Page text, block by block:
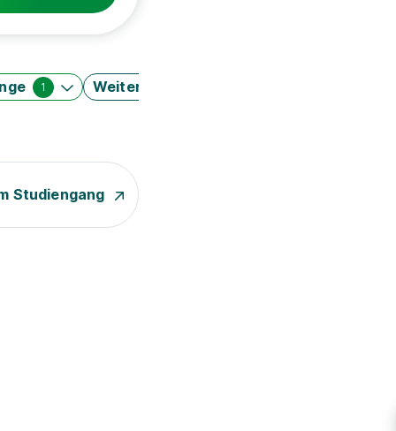
1 Weitere Filter
Studiengang